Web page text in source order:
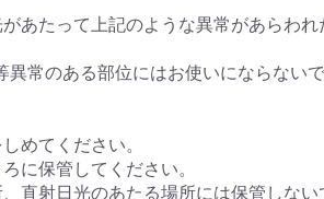
あたって上記のような異常があらわれ
常のある部位にはお使いにならないで
めてください。
に保管してください。
直射日光のあたる場所には保管しない